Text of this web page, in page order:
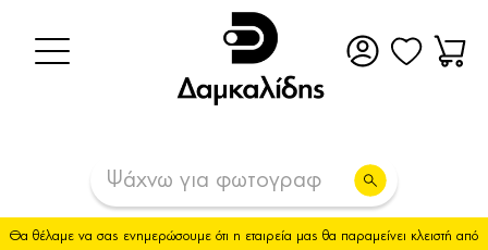
Θα θέλαμε να σας ενημερώσουμε ότι η εταιρεία μας θα παραμείνει κλειστή από